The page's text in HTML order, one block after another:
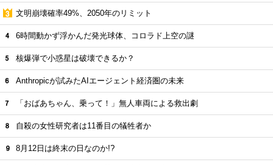
文明崩壊確率49%、2050年のリミット
6時間動かず浮かんだ発光球体、コロラド上空の謎
核爆弾で小惑星は破壊できるか？
Anthropicが試みたAIエージェント経済圏の未来
「おばあちゃん、乗って！」無人車両による救出劇
自殺の女性研究者は11番目の犠牲者か
8月12日は終末の日なのか!?